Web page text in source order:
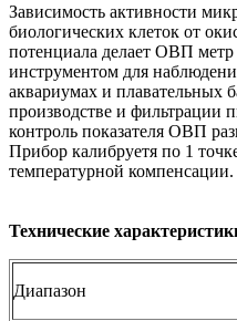
Зависимость активности
биологических клеток от
потенциала делает ОВП
инструментом для
аквариумах и плавательных
производстве и фильтрации
контроль показателя ОВП
Прибор калибруетя по 1
температурной компенсации.
Технические
Диапазон